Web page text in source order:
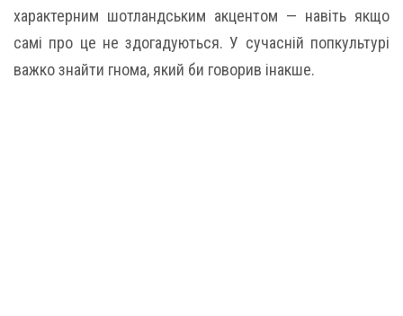
характерним шотландським акцентом — навіть якщо
самі про це не здогадуються. У сучасній попкультурі
важко знайти гнома, який би говорив інакше.